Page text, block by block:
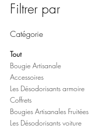
Filtrer par
Catégorie
Tout
Bougie Artisanale
Accessoires
Les Désodorisants armoire
Coffrets
Bougies Artisanales Fruitées
Les Désodorisants voiture